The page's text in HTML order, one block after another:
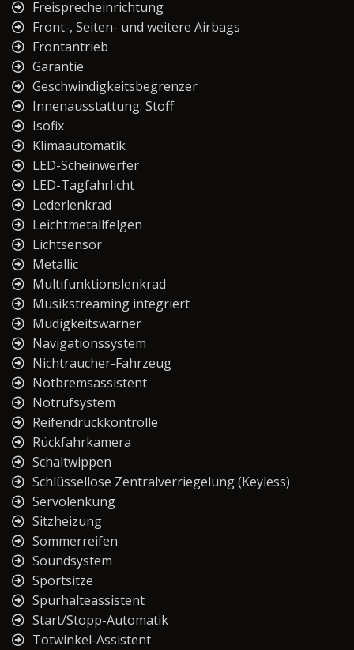
Freisprecheinrichtung
Front-, Seiten- und weitere Airbags
Frontantrieb
Garantie
Geschwindigkeitsbegrenzer
Innenausstattung: Stoff
Isofix
Klimaautomatik
LED-Scheinwerfer
LED-Tagfahrlicht
Lederlenkrad
Leichtmetallfelgen
Lichtsensor
Metallic
Multifunktionslenkrad
Musikstreaming integriert
Müdigkeitswarner
Navigationssystem
Nichtraucher-Fahrzeug
Notbremsassistent
Notrufsystem
Reifendruckkontrolle
Rückfahrkamera
Schaltwippen
Schlüssellose Zentralverriegelung (Keyless)
Servolenkung
Sitzheizung
Sommerreifen
Soundsystem
Sportsitze
Spurhalteassistent
Start/Stopp-Automatik
Totwinkel-Assistent